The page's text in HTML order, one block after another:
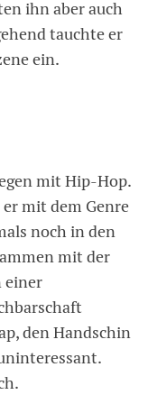
ihn aber auch
tauchte er
ein.
mit Hip-Hop.
mit dem Genre
noch in den
mit der
einer
den Handschin